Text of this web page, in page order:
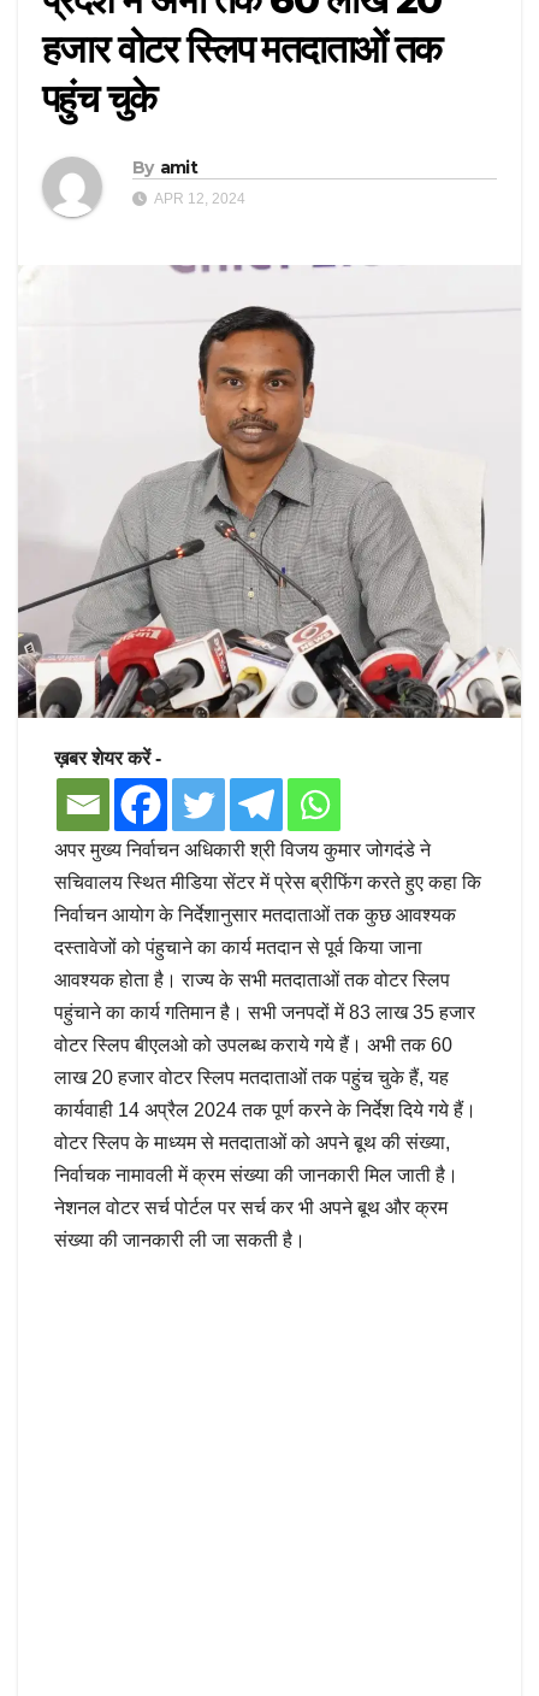
हजार वोटर स्लिप मतदाताओं तक
पहुंच चुके
By amit
APR 12, 2024
ख़बर शेयर करें -
अपर मुख्य निर्वाचन अधिकारी श्री विजय कुमार जोगदंडे ने
सचिवालय स्थित मीडिया सेंटर में प्रेस ब्रीफिंग करते हुए कहा कि
निर्वाचन आयोग के निर्देशानुसार मतदाताओं तक कुछ आवश्यक
दस्तावेजों को पंहुचाने का कार्य मतदान से पूर्व किया जाना
आवश्यक होता है। राज्य के सभी मतदाताओं तक वोटर स्लिप
पहुंचाने का कार्य गतिमान है। सभी जनपदों में 83 लाख 35 हजार
वोटर स्लिप बीएलओ को उपलब्ध कराये गये हैं। अभी तक 60
लाख 20 हजार वोटर स्लिप मतदाताओं तक पहुंच चुके हैं, यह
कार्यवाही 14 अप्रैल 2024 तक पूर्ण करने के निर्देश दिये गये हैं।
वोटर स्लिप के माध्यम से मतदाताओं को अपने बूथ की संख्या,
निर्वाचक नामावली में क्रम संख्या की जानकारी मिल जाती है।
नेशनल वोटर सर्च पोर्टल पर सर्च कर भी अपने बूथ और क्रम
संख्या की जानकारी ली जा सकती है।